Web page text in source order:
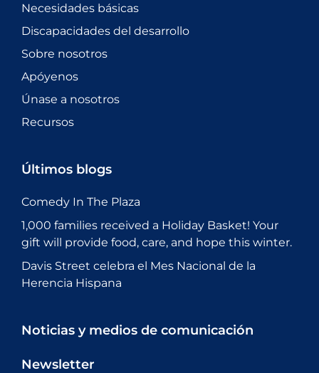
Necesidades básicas
Discapacidades del desarrollo
Sobre nosotros
Apóyenos
Únase a nosotros
Recursos
Últimos blogs
Comedy In The Plaza
1,000 families received a Holiday Basket! Your
gift will provide food, care, and hope this winter.
Davis Street celebra el Mes Nacional de la
Herencia Hispana
Noticias y medios de comunicación
Newsletter